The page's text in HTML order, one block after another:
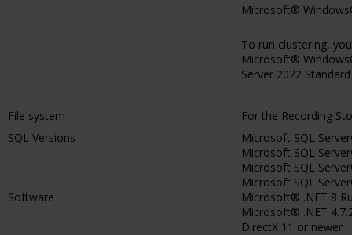
Microsoft®
To run clustering,
Microsoft®
Server 2022
File system
For the Recording
SQL Versions
Microsoft SQL
Microsoft SQL
Microsoft SQL
Microsoft SQL
Software
Microsoft® .NET 8
Microsoft® .NET
DirectX 11 or newer